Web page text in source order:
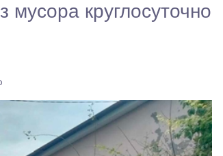
мусора круглосуточно